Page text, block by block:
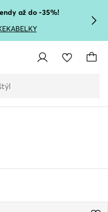
až do -35%!
KABELKY